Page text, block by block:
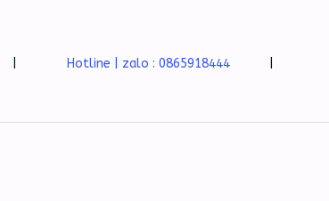
Hotline | zalo : 0865918444